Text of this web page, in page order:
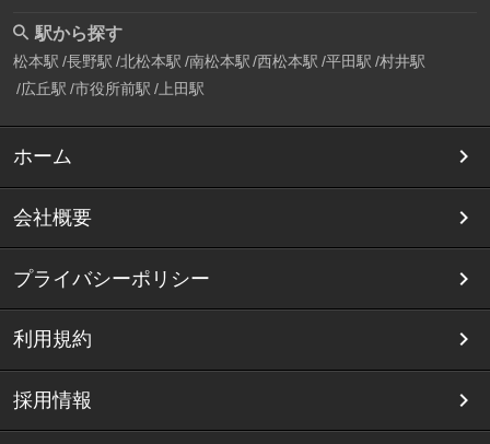
駅から探す
松本駅 長野駅 北松本駅 南松本駅 西松本駅 平田駅 村井駅
広丘駅 市役所前駅 上田駅
ホーム
会社概要
プライバシーポリシー
利用規約
採用情報